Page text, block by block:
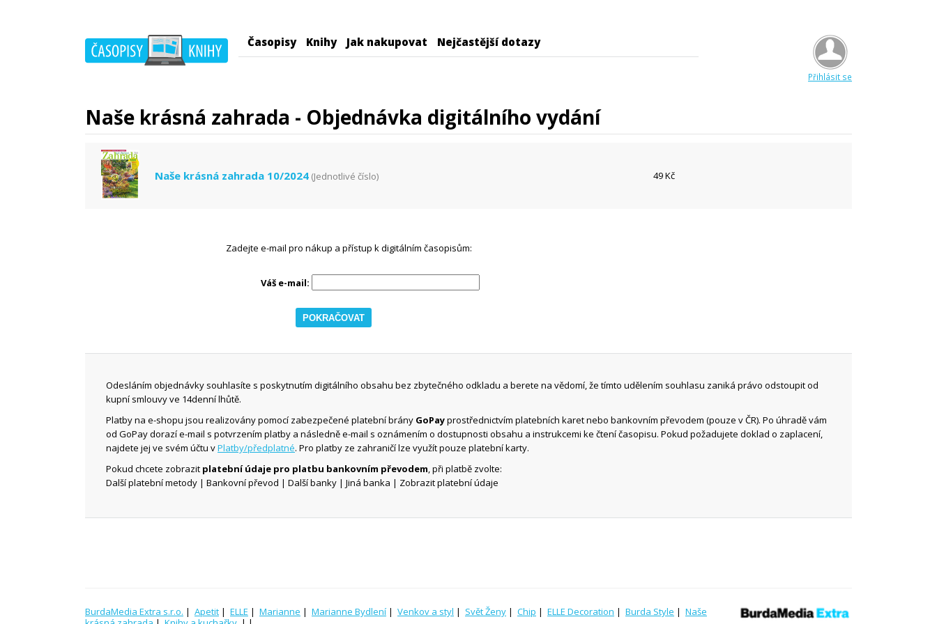
Časopisy Knihy Jak nakupovat Nejčastější dotazy
Přihlásit se
Naše krásná zahrada - Objednávka digitálního vydání
Naše krásná zahrada 10/2024 (Jednotlivé číslo) 49 Kč
Zadejte e-mail pro nákup a přístup k digitálním časopisům:
Váš e-mail:
Odesláním objednávky souhlasíte s poskytnutím digitálního obsahu bez zbytečného odkladu a berete na vědomí, že tímto udělením souhlasu zaniká právo odstoupit od
kupní smlouvy ve 14denní lhůtě.
Platby na e-shopu jsou realizovány pomocí zabezpečené platební brány GoPayprostřednictvím platebních karet nebo bankovním převodem (pouze v ČR). Po úhradě vám
od GoPay dorazí e-mail s potvrzením platby a následně e-mail s oznámením o dostupnosti obsahu a instrukcemi ke čtení časopisu. Pokud požadujete doklad o zaplacení,
najdete jej ve svém účtu vPlatby/předplatné. Pro platby ze zahraničí lze využít pouze platební karty.
Pokud chcete zobrazit platební údaje pro platbu bankovním převodem, při platbě zvolte:
Další platební metody | Bankovní převod | Další banky | Jiná banka | Zobrazit platební údaje
BurdaMedia Extra s.r.o. | Apetit | ELLE | Marianne | Marianne Bydlení | Venkov a styl | Svět Ženy | Chip | ELLE Decoration | Burda Style | Naše